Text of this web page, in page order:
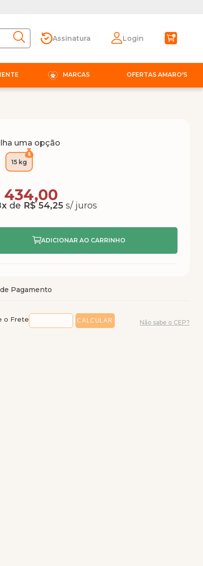
Assinatura Login
MARCAS OFERTAS AMARO'S
uma opção
15 kg
434,00
x de R$ 54,25
o Frete Não sabe o CEP?